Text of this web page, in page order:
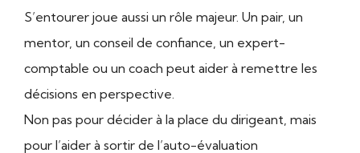
S’entourer joue aussi un rôle majeur. Un pair, un
mentor, un conseil de confiance, un expert-
comptable ou un coach peut aider à remettre les
décisions en perspective.
Non pas pour décider à la place du dirigeant, mais
pour l’aider à sortir de l’auto-évaluation